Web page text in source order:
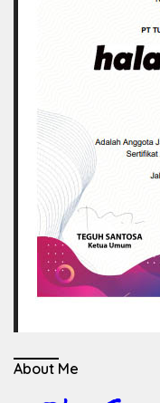
About Me